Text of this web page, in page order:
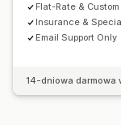
Flat-Rate &
Insurance &
Email Support Only
14-dniowa darmowa